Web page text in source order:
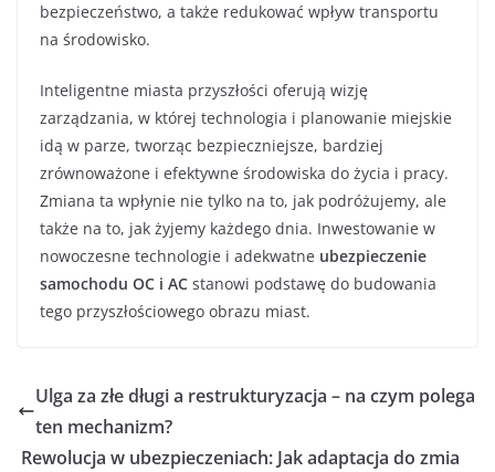
bezpieczeństwo, a także redukować wpływ transportu
na środowisko.
Inteligentne miasta przyszłości oferują wizję
zarządzania, w której technologia i planowanie miejskie
idą w parze, tworząc bezpieczniejsze, bardziej
zrównoważone i efektywne środowiska do życia i pracy.
Zmiana ta wpłynie nie tylko na to, jak podróżujemy, ale
także na to, jak żyjemy każdego dnia. Inwestowanie w
nowoczesne technologie i adekwatne ubezpieczenie
samochodu OC i AC stanowi podstawę do budowania
tego przyszłościowego obrazu miast.
Ulga za złe długi a restrukturyzacja – na czym polega
ten mechanizm?
Rewolucja w ubezpieczeniach: Jak adaptacja do zmia